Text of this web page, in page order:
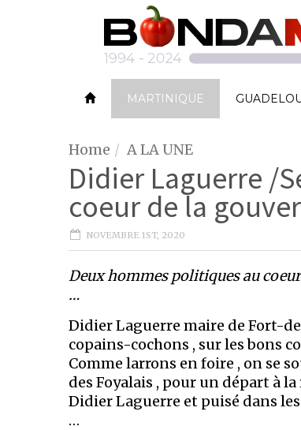
MARTINIQUE
Home A LA UNE
Didier Laguerre /
coeur de la
NOVEMBRE 1ST, 2020
Deux hommes politiques au
…
Didier Laguerre maire de Fort-
copains-cochons , sur les bons
Comme larrons en foire , on se
des Foyalais , pour un départ à
Didier Laguerre et puisé dans
…